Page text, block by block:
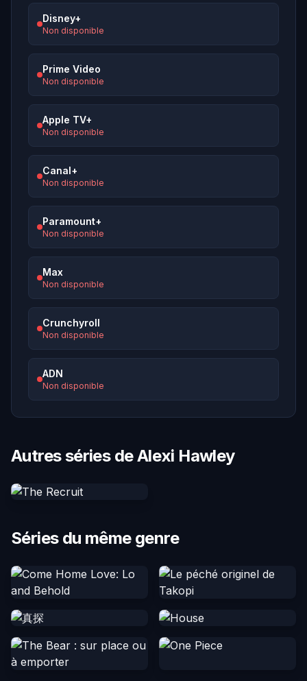
Disney+
Non disponible
Prime Video
Non disponible
Apple TV+
Non disponible
Canal+
Non disponible
Paramount+
Non disponible
Max
Non disponible
Crunchyroll
Non disponible
ADN
Non disponible
Autres séries de Alexi Hawley
Séries du même genre